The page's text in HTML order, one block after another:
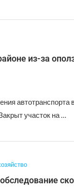
из-за
автотранспорта
участок на …